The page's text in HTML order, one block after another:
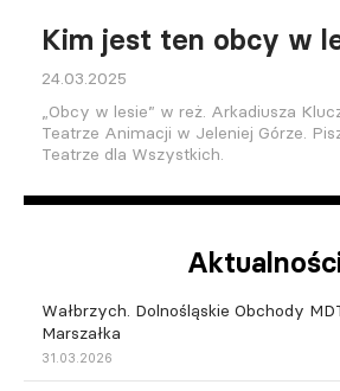
Kim jest ten obcy w
24.03.2025
„Obcy w lesie” w reż. Arkadiusza
Teatrze Animacji w Jeleniej Górze.
Teatrze dla Wszystkich.
Wałbrzych. Dolnośląskie Obchody
Marszałka
31.03.2026